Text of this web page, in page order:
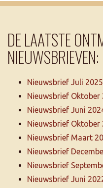
DE LAATSTE
NIEUWSBRIEVEN:
Nieuwsbrief Juli 2025
Nieuwsbrief Oktober
Nieuwsbrief Juni
Nieuwsbrief Oktober
Nieuwsbrief Maart
Nieuwsbrief
Nieuwsbrief
Nieuwsbrief Juni